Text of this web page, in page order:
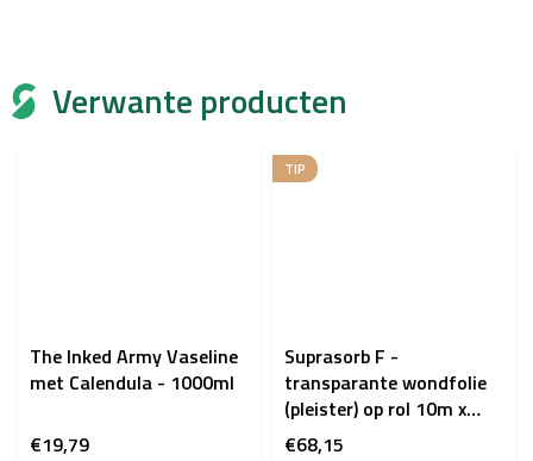
Verwante producten
The Inked Army Vaseline
met Calendula - 1000ml
€19,79
TIP
Suprasorb F -
transparante wondfolie
(pleister) op rol 10m x
15cm
€68,15